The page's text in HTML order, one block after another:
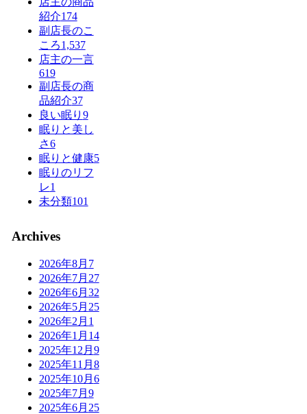
紹介174
副店長のこ
ころ1,537
店主の一言
619
副店長の商
品紹介37
良い眠り 9
眠りと美し
さ6
眠りと健康5
眠りのリフ
レ1
未分類101
Archives
2026年8月 7
2026年7月 27
2026年6月 32
2026年5月 25
2026年2月 1
2026年1月 14
2025年12月 9
2025年11月 8
2025年10月 6
2025年7月 9
2025年6月 25